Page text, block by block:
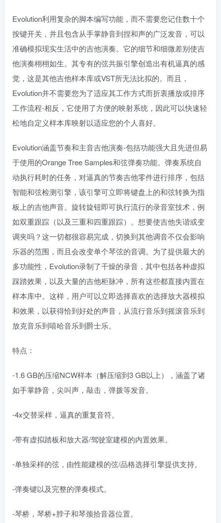
Evolution利用复杂的脚本编写功能，而不需要您记住数十个
按键开关，并且包含从手掌静音到捏和声的广泛发音，可以
准确模拟现实生活中的吉他演奏。它的细节和细微差别使吉
他演奏栩栩如生。其专有的弦共振引擎创造出有机逼真的感
觉，这是其他吉他样本库或VST所无法比拟的。而且，
Evolution并不需要您为了适应其工作方式而折衷播放或排序
工作流程-相反，它使用了方便的映射系统，因此可以快速轻
松地自定义样本库映射以适应您的个人喜好。
Evolution涵盖节奏和主音吉他演奏-包括功能强大且先进但易
于使用的Orange Tree Samples和弦弹奏功能。弹奏系统自
动执行耗时的任务，对逼真的节奏吉他零件进行排序，包括
智能和弦检测引擎，该引擎可立即将键盘上的和弦转换为指
板上的吉他声音。旋转旋钮即可执行流行的录音室技术，例
如双重跟踪（以及三重和四重跟踪）。想要使吉他失谐或变
调夹吗？这一切都很容易完成，切换到其他调音不仅会影响
乐器的范围，而且会改变单个琴弦的音调。为了提供最大的
多功能性，Evolution录制了干燥的录音，其中包括各种虚拟
踩踏效果，以及大量的吉他柜脉冲，所有这些都直接内置在
样本库中。这样，用户可以立即选择喜欢的选择放大器模拟
和效果，以获得恰到好处的声音，从流行音乐到摇滚音乐到
放克音乐到嘻哈音乐到爵士乐。
特点：
-1.6 GB的压缩NCW样本（解压缩到3 GB以上），涵盖了诸
如手掌静音，尖叫声，敲击，弹拨等发音。
-4x交替采样，逼真的重复音符。
-带有虚拟踏板和放大器/驾驶室建模的内置效果。
-单独采样的弦，由性能建模的弦/品格选择引擎提供支持。
-弹奏键以及完整的弹奏模式。
-琴桥，琴桥+脖子和琴颈拾音器位置。